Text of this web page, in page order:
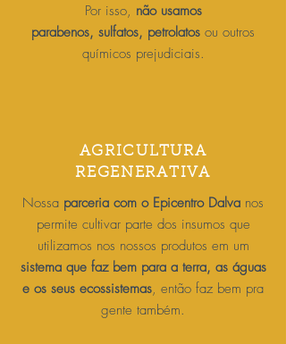
Por isso, não usamos
parabenos, sulfatos, petrolatos ou outros
químicos prejudiciais.
AGRICULTURA
REGENERATIVA
Nossa parceria com o Epicentro Dalva nos
permite cultivar parte dos insumos que
utilizamos nos nossos produtos em um
sistema que faz bem para a terra, as águas
e os seus ecossistemas, então faz bem pra
gente também.